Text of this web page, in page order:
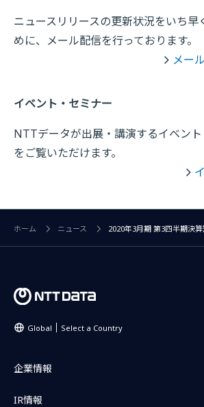
ニュースリリースの更新状況をいち早
めに、メール配信を行っております。
メー
イベント・セミナー
NTTデータが出展・講演するイベン
をご覧いただけます。
ホーム ニュース 2020年3月期 第3四半期決
Global Select a Country
企業情報
IR情報